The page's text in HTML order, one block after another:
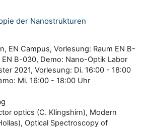
der Nanostrukturen
EN Campus, Vorlesung: Raum EN B-
B-030, Demo: Nano-Optik Labor
2021, Vorlesung: Di. 16:00 - 18:00
Mi. 16:00 - 18:00 Uhr
optics (C. Klingshirn), Modern
Optical Spectroscopy of